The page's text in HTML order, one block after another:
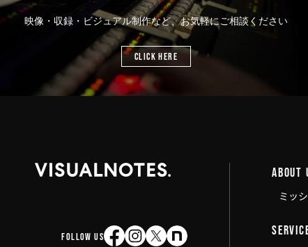
映像・収録・ビジュアル制作など、お気軽にご相談ください
CLICK HERE
FOLLOW US
ABOUT
ミッ